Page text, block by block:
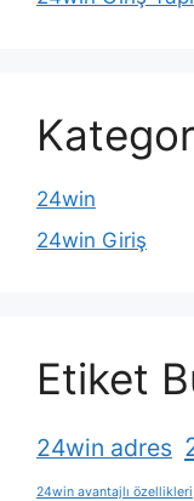
24win
24win Giriş
Etiket
24win adres
24win avantajlı özellikleri